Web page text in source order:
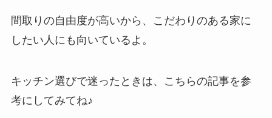
間取りの自由度が高いから、こだわりのある家に
したい人にも向いているよ。
キッチン選びで迷ったときは、こちらの記事を参
考にしてみてね♪